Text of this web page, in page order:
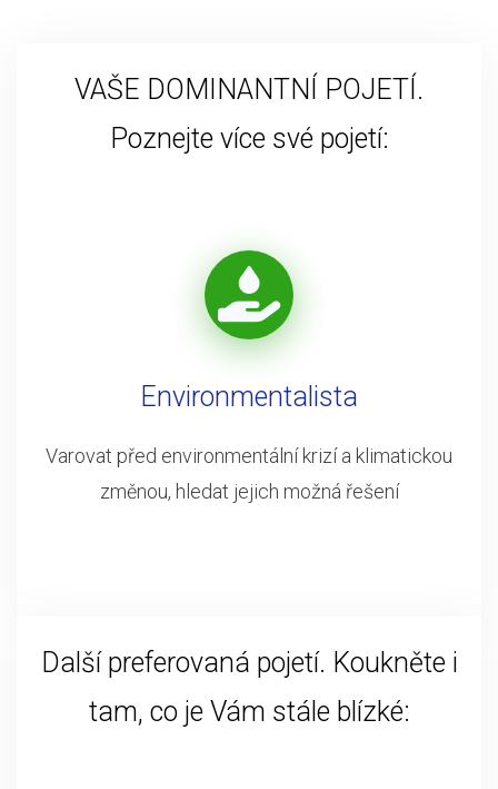
VAŠE DOMINANTNÍ POJETÍ.
Poznejte více své pojetí:
Environmentalista
Varovat před environmentální krizí a klimatickou
změnou, hledat jejich možná řešení
Další preferovaná pojetí. Koukněte i
tam, co je Vám stále blízké: